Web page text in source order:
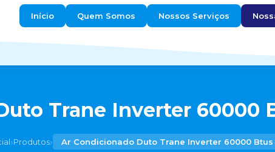
Início Quem Somos Nossos Serviços
Trane Inverter 60000
›Produtos› Ar Condicionado Duto Trane Inverter 60000